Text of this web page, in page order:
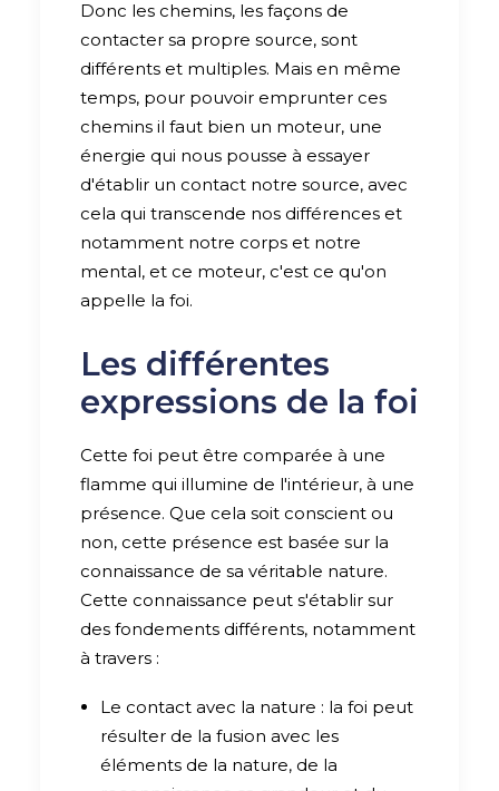
Donc les chemins, les façons de
contacter sa propre source, sont
différents et multiples. Mais en même
temps, pour pouvoir emprunter ces
chemins il faut bien un moteur, une
énergie qui nous pousse à essayer
d'établir un contact notre source, avec
cela qui transcende nos différences et
notamment notre corps et notre
mental, et ce moteur, c'est ce qu'on
appelle la foi.
Les différentes
expressions de la foi
Cette foi peut être comparée à une
flamme qui illumine de l'intérieur, à une
présence. Que cela soit conscient ou
non, cette présence est basée sur la
connaissance de sa véritable nature.
Cette connaissance peut s'établir sur
des fondements différents, notamment
à travers :
Le contact avec la nature : la foi peut
résulter de la fusion avec les
éléments de la nature, de la